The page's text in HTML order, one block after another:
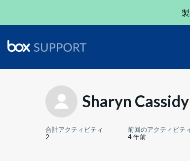
Sharyn Cassidy
合計アクティビティ
2
前回のアクティビテ
4 年前